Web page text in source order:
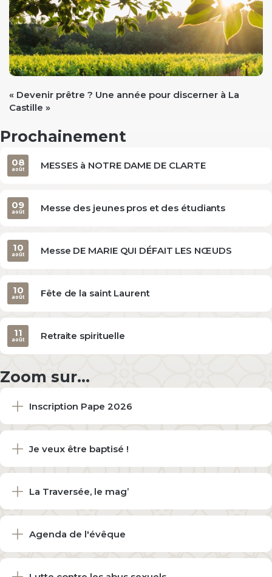
« Devenir prêtre ? Une année pour discerner à La
Castille »
Prochainement
MESSES à NOTRE DAME DE CLARTE
08
août
Messe des jeunes pros et des étudiants
09
août
Messe DE MARIE QUI DÉFAIT LES NŒUDS
10
août
Fête de la saint Laurent
10
août
Retraite spirituelle
11
août
Zoom sur...
Inscription Pape 2026
Je veux être baptisé !
La Traversée, le mag’
Agenda de l'évêque